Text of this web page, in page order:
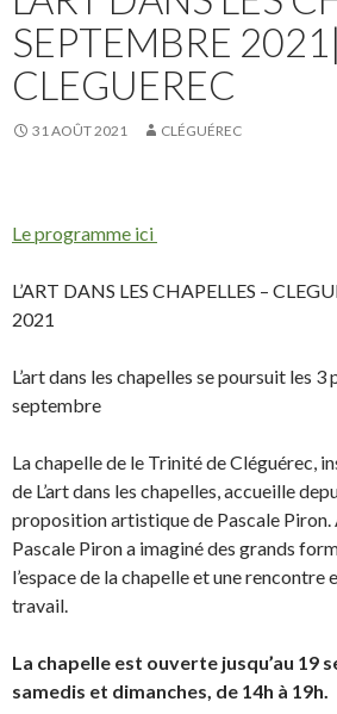
SEPTEMBRE 2021|
CLEGUEREC
31 AOÛT 2021 CLÉGUÉREC
Le programme ici
L’ART DANS LES CHAPELLES –
2021
L’art dans les chapelles se poursuit les
septembre
La chapelle de le Trinité de Cléguérec,
de L’art dans les chapelles, accueille
proposition artistique de Pascale
Pascale Piron a imaginé des grands
l’espace de la chapelle et une rencontre
travail.
La chapelle est ouverte jusqu’au 19
samedis et dimanches, de 14h à 19h.